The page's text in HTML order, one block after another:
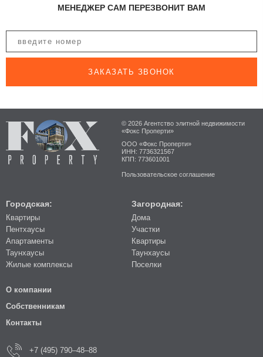
МЕНЕДЖЕР САМ ПЕРЕЗВОНИТ ВАМ
ЗАКАЗАТЬ ЗВОНОК
© 2026 Агентство элитной недвижимости
«Фокс Проперти»
ООО «Фокс Проперти»
ИНН: 7736321567
КПП: 773601001
Пользовательское соглашение
Городская:
Квартиры
Пентхаусы
Апартаменты
Таунхаусы
Жилые комплексы
Загородная:
Дома
Участки
Квартиры
Таунхаусы
Поселки
О компании
Собственникам
Контакты
+7 (495) 790–48–88